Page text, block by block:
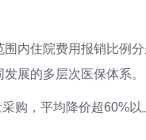
内住院费用报销比例
展的多层次医保体系。
购，平均降价超60%